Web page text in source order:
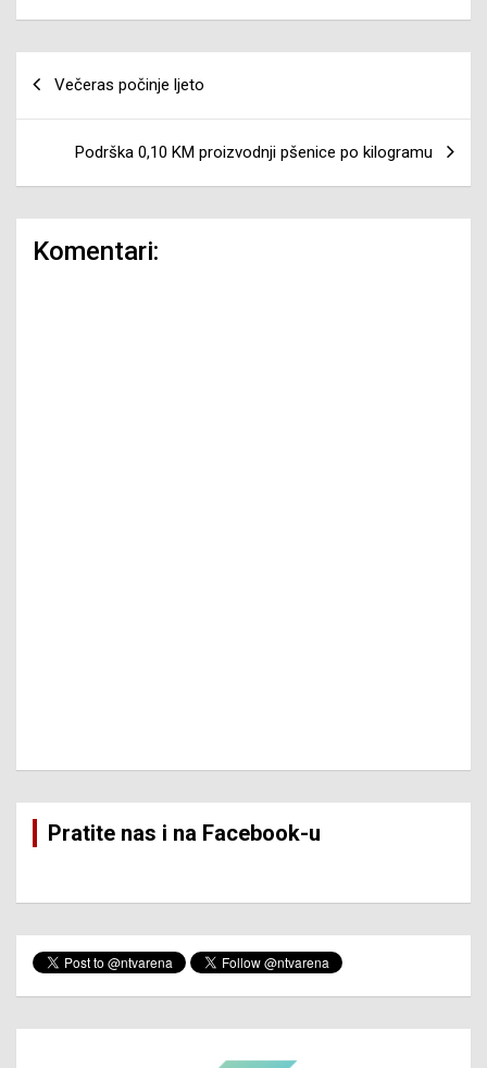
Večeras počinje ljeto
Podrška 0,10 KM proizvodnji pšenice po kilogramu
Komentari:
Pratite nas i na Facebook-u